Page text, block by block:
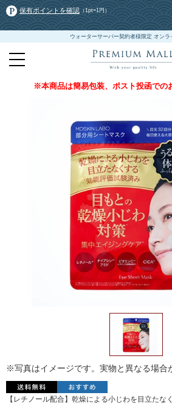
保有ポイントを確認 （1pt=1円）
ウォーターサーバー契約者様限定 オンラ
※本商品は簡易包装、ポスト投函での
※写真はイメージです。実物と異なる場合
【レチノール配合】乾燥による小じわを目立たな